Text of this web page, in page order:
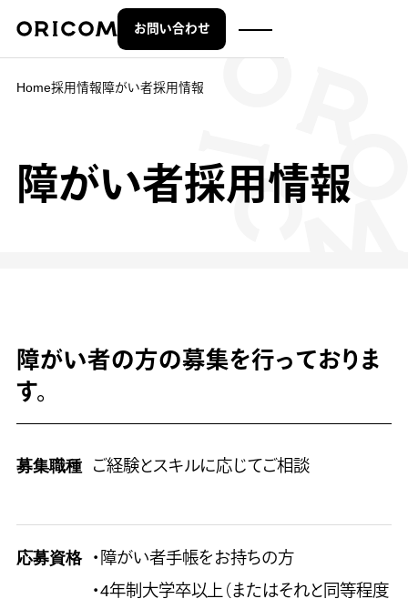
株式会社オリコム ORICOM CO.,LTD.
お問い合わせ
Home採用情報障がい者採用情報
障がい者採用情報
障がい者の方の募集を行っておりま
す。
募集職種 ご経験とスキルに応じてご相談
応募資格
・障がい者手帳をお持ちの方
・4年制大学卒以上（またはそれと同等程度